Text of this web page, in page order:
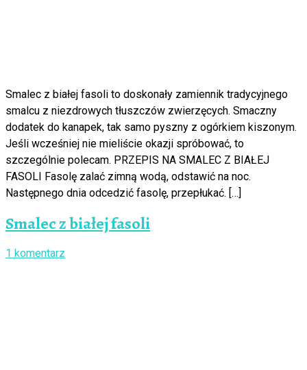
Smalec z białej fasoli to doskonały zamiennik tradycyjnego
smalcu z niezdrowych tłuszczów zwierzęcych. Smaczny
dodatek do kanapek, tak samo pyszny z ogórkiem kiszonym.
Jeśli wcześniej nie mieliście okazji spróbować, to
szczególnie polecam. PRZEPIS NA SMALEC Z BIAŁEJ
FASOLI Fasolę zalać zimną wodą, odstawić na noc.
Następnego dnia odcedzić fasolę, przepłukać. […]
Smalec z białej fasoli
1 komentarz